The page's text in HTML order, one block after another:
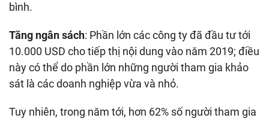
bình.
Tăng ngân sách: Phần lớn các công ty đã đầu tư tới
10.000 USD cho tiếp thị nội dung vào năm 2019; điều
này có thể do phần lớn những người tham gia khảo
sát là các doanh nghiệp vừa và nhỏ.
Tuy nhiên, trong năm tới, hơn 62% số người tham gia